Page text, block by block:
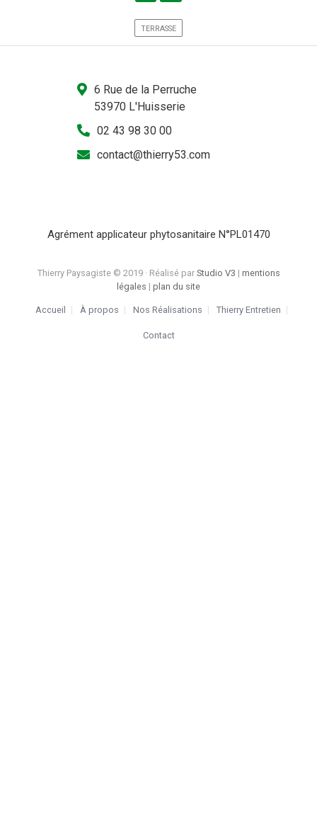
TERRASSE
6 Rue de la Perruche
53970 L'Huisserie
02 43 98 30 00
contact@thierry53.com
Agrément applicateur phytosanitaire N°PL01470
Thierry Paysagiste © 2019 · Réalisé par Studio V3 | mentions
légales | plan du site
Accueil À propos Nos Réalisations Thierry Entretien
Contact